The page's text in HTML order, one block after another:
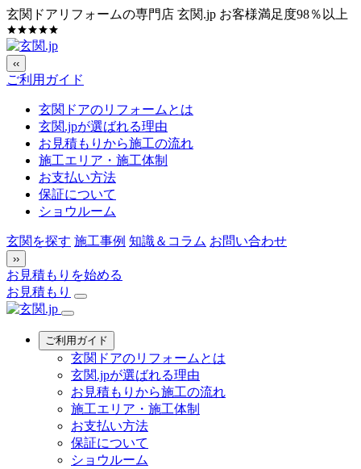
玄関ドアリフォームの専門店 玄関.jp お客様満足度98％以上
‹‹
ご利用ガイド
玄関ドアのリフォームとは
玄関.jpが選ばれる理由
お見積もりから施工の流れ
施工エリア・施工体制
お支払い方法
保証について
ショウルーム
玄関を探す 施工事例 知識＆コラム お問い合わせ
››
お見積もりを始める
お見積もり
ご利用ガイド
玄関ドアのリフォームとは
玄関.jpが選ばれる理由
お見積もりから施工の流れ
施工エリア・施工体制
お支払い方法
保証について
ショウルーム